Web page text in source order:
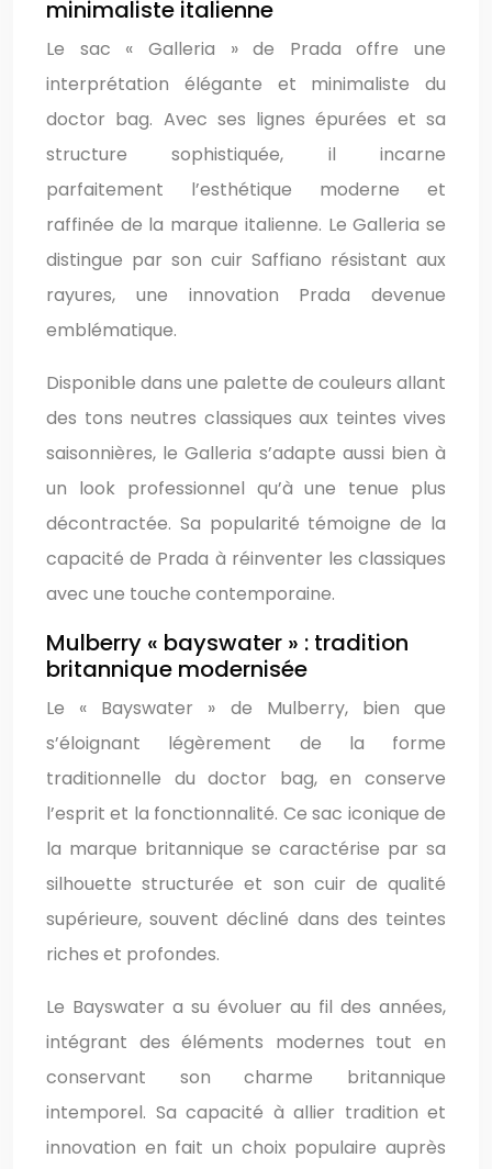
minimaliste italienne
Le sac « Galleria » de Prada offre une
interprétation élégante et minimaliste du
doctor bag. Avec ses lignes épurées et sa
structure sophistiquée, il incarne
parfaitement l’esthétique moderne et
raffinée de la marque italienne. Le Galleria se
distingue par son cuir Saffiano résistant aux
rayures, une innovation Prada devenue
emblématique.
Disponible dans une palette de couleurs allant
des tons neutres classiques aux teintes vives
saisonnières, le Galleria s’adapte aussi bien à
un look professionnel qu’à une tenue plus
décontractée. Sa popularité témoigne de la
capacité de Prada à réinventer les classiques
avec une touche contemporaine.
Mulberry « bayswater » : tradition
britannique modernisée
Le « Bayswater » de Mulberry, bien que
s’éloignant légèrement de la forme
traditionnelle du doctor bag, en conserve
l’esprit et la fonctionnalité. Ce sac iconique de
la marque britannique se caractérise par sa
silhouette structurée et son cuir de qualité
supérieure, souvent décliné dans des teintes
riches et profondes.
Le Bayswater a su évoluer au fil des années,
intégrant des éléments modernes tout en
conservant son charme britannique
intemporel. Sa capacité à allier tradition et
innovation en fait un choix populaire auprès